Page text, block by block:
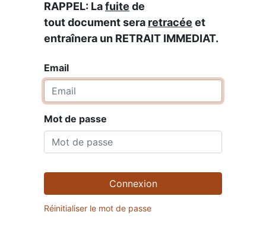
RAPPEL: Lafuite de
tout document sera retracée et
entraînera un RETRAIT IMMEDIAT.
Email
Mot de passe
Connexion
Réinitialiser le mot de passe